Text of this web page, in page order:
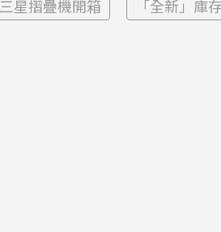
三星摺疊機開箱 「全新」庫